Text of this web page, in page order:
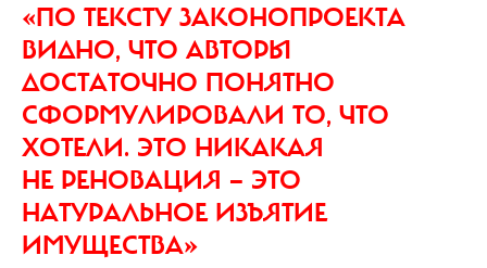
«ПО ТЕКСТУ ЗАКОНОПРОЕКТА
ВИДНО, ЧТО АВТОРЫ
ДОСТАТОЧНО ПОНЯТНО
СФОРМУЛИРОВАЛИ ТО, ЧТО
ХОТЕЛИ. ЭТО НИКАКАЯ
НЕ РЕНОВАЦИЯ — ЭТО
НАТУРАЛЬНОЕ ИЗЪЯТИЕ
ИМУЩЕСТВА»